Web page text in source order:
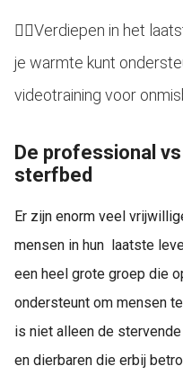
👉🏻Verdiepen in het
je warmte kunt
videotraining voor
De professional
sterfbed
Er zijn enorm veel
mensen in hun laatste
een heel grote groep die
ondersteunt om mensen
is niet alleen de
en dierbaren die erbij